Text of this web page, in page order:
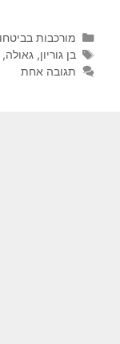
קטגוריות
מורכבות
תגיות
בן גוריון, גאולה,
תגובה אחת